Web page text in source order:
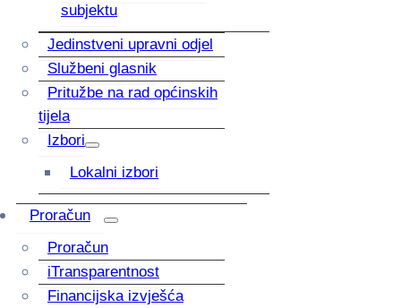
subjektu
Jedinstveni upravni odjel
Službeni glasnik
Pritužbe na rad općinskih
tijela
Izbori
Lokalni izbori
Proračun
Proračun
iTransparentnost
Financijska izvješća